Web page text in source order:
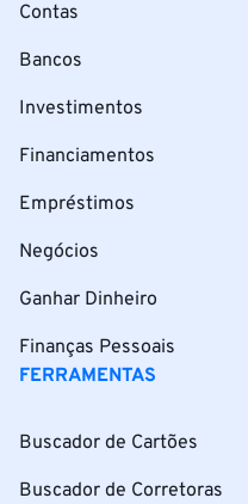
Contas
Bancos
Investimentos
Financiamentos
Empréstimos
Negócios
Ganhar Dinheiro
Finanças Pessoais
FERRAMENTAS
Buscador de Cartões
Buscador de Corretoras